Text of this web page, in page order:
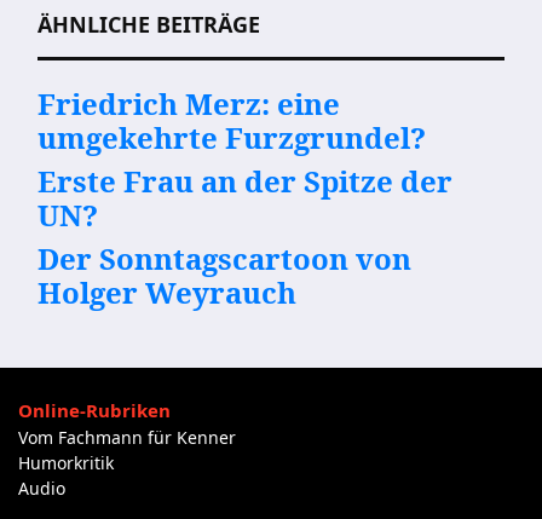
ÄHNLICHE BEITRÄGE
Friedrich Merz: eine
umgekehrte Furzgrundel?
Erste Frau an der Spitze der
UN?
Der Sonntagscartoon von
Holger Weyrauch
Online-Rubriken
Vom Fachmann für Kenner
Humorkritik
Audio